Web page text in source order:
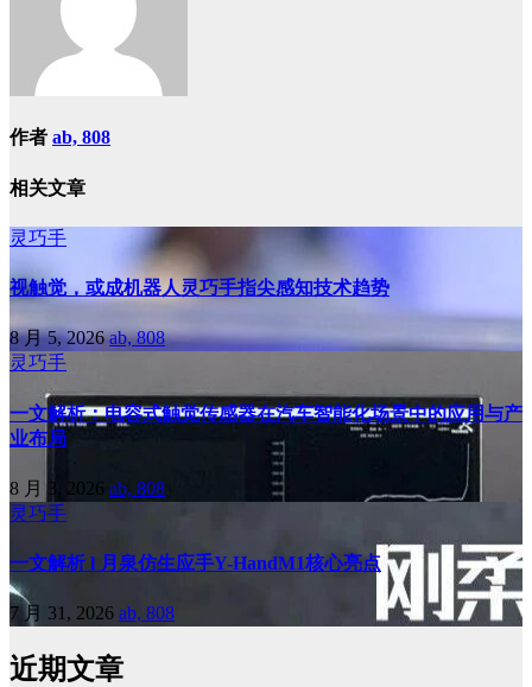
作者 ab, 808
相关文章
灵巧手
视触觉，或成机器人灵巧手指尖感知技术趋势
8 月 5, 2026ab, 808
灵巧手
一文解析：电容式触觉传感器在汽车智能化场景中的应用与产
业布局
8 月 3, 2026 ab, 808
灵巧手
一文解析 l 月泉仿生应手Y-HandM1核心亮点
7 月 31, 2026 ab, 808
近期文章